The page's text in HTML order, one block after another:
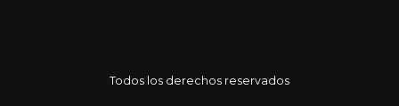
Todos los derechos reservados